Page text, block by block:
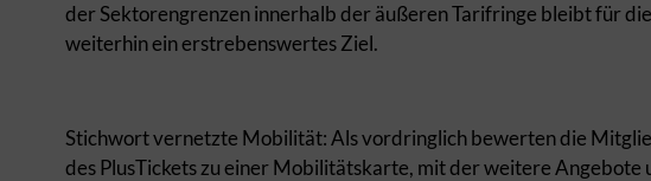
der Sektorengrenzen innerhalb der äußeren Tarifringe bleibt für
weiterhin ein erstrebenswertes Ziel.
Stichwort vernetzte Mobilität: Als vordringlich bewerten die
des PlusTickets zu einer Mobilitätskarte, mit der weitere